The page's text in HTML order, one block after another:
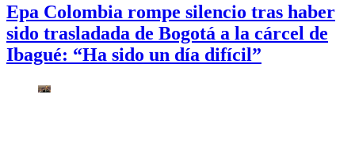
Epa Colombia rompe silencio tras haber
sido trasladada de Bogotá a la cárcel de
Ibagué: “Ha sido un día difícil”